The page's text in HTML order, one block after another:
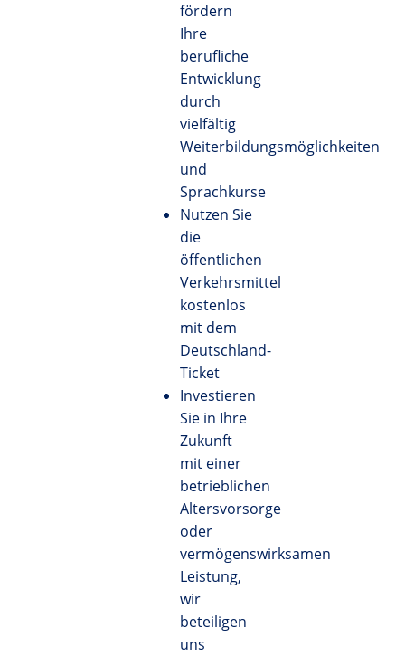
fördern
Ihre
berufliche
Entwicklung
durch
vielfältig
Weiterbildungsmöglichkeiten
und
Sprachkurse
Nutzen Sie
die
öffentlichen
Verkehrsmittel
kostenlos
mit dem
Deutschland-
Ticket
Investieren
Sie in Ihre
Zukunft
mit einer
betrieblichen
Altersvorsorge
oder
vermögenswirksamen
Leistung,
wir
beteiligen
uns